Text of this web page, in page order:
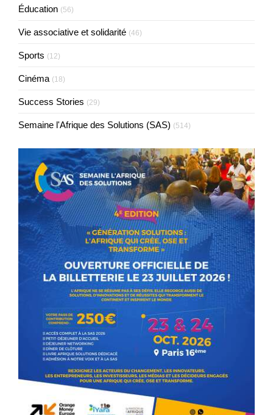
Éducation (56)
Vie associative et solidarité (46)
Sports (12)
Cinéma (18)
Success Stories (29)
Semaine l'Afrique des Solutions (SAS) (514)